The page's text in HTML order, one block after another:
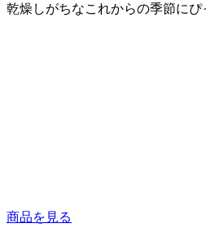
乾燥しがちなこれからの季節に
商品を見る